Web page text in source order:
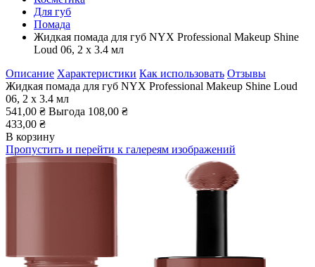
Для губ
Помада
Жидкая помада для губ NYX Professional Makeup Shine
Loud 06, 2 х 3.4 мл
Описание Характеристики Как использовать Отзывы
Жидкая помада для губ NYX Professional Makeup Shine Loud
06, 2 х 3.4 мл
541,00 ₴ Выгода 108,00 ₴
433,00 ₴
В корзину
Пропустить и перейти к галереям изображений